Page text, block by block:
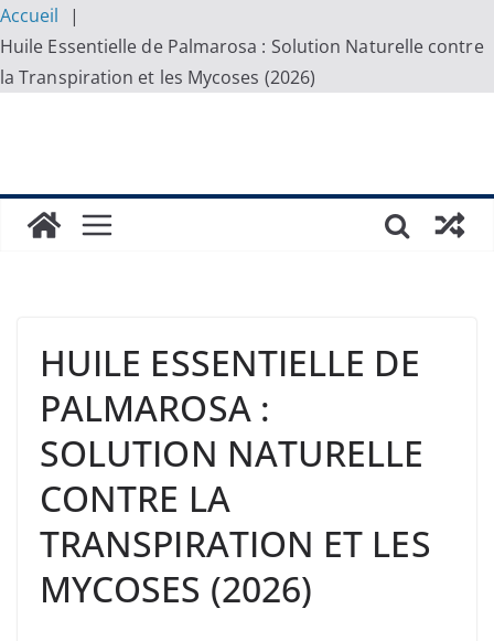
Accueil
Huile Essentielle de Palmarosa : Solution Naturelle contre
la Transpiration et les Mycoses (2026)
HUILE ESSENTIELLE DE
PALMAROSA :
SOLUTION NATURELLE
CONTRE LA
TRANSPIRATION ET LES
MYCOSES (2026)